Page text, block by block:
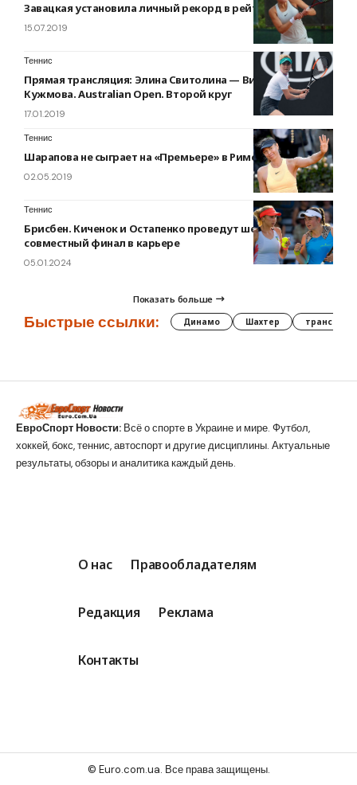
Завацкая установила личный рекорд в рейтинге WTA
15.07.2019
Теннис
Прямая трансляция: Элина Свитолина — Виктория
Кужмова. Australian Open. Второй круг
17.01.2019
Теннис
Шарапова не сыграет на «Премьере» в Риме
02.05.2019
Теннис
Брисбен. Киченок и Остапенко проведут шестой
совместный финал в карьере
05.01.2024
Показать больше
Быстрые ссылки: Динамо Шахтер трансферы
ЕвроСпорт Новости: Всё о спорте в Украине и мире. Футбол,
хоккей, бокс, теннис, автоспорт и другие дисциплины. Актуальные
результаты, обзоры и аналитика каждый день.
О нас Правообладателям
Редакция Реклама
Контакты
© Euro.com.ua. Все права защищены.